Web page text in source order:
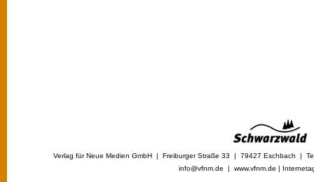
Verlag für Neue Medien GmbH | Freiburger Straße 33 | 79427 Eschbach |
info@vfnm.de | www.vfnm.de |